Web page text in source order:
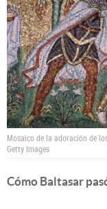
Mosaico de la adoración de
Getty Images
Cómo Baltasar